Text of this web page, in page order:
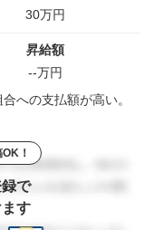
30万円
昇給額
--万円
への支払額が高い。
！
で
す